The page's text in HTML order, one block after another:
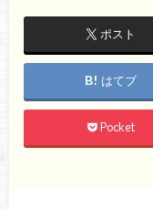
ポスト
はてブ
Pocket